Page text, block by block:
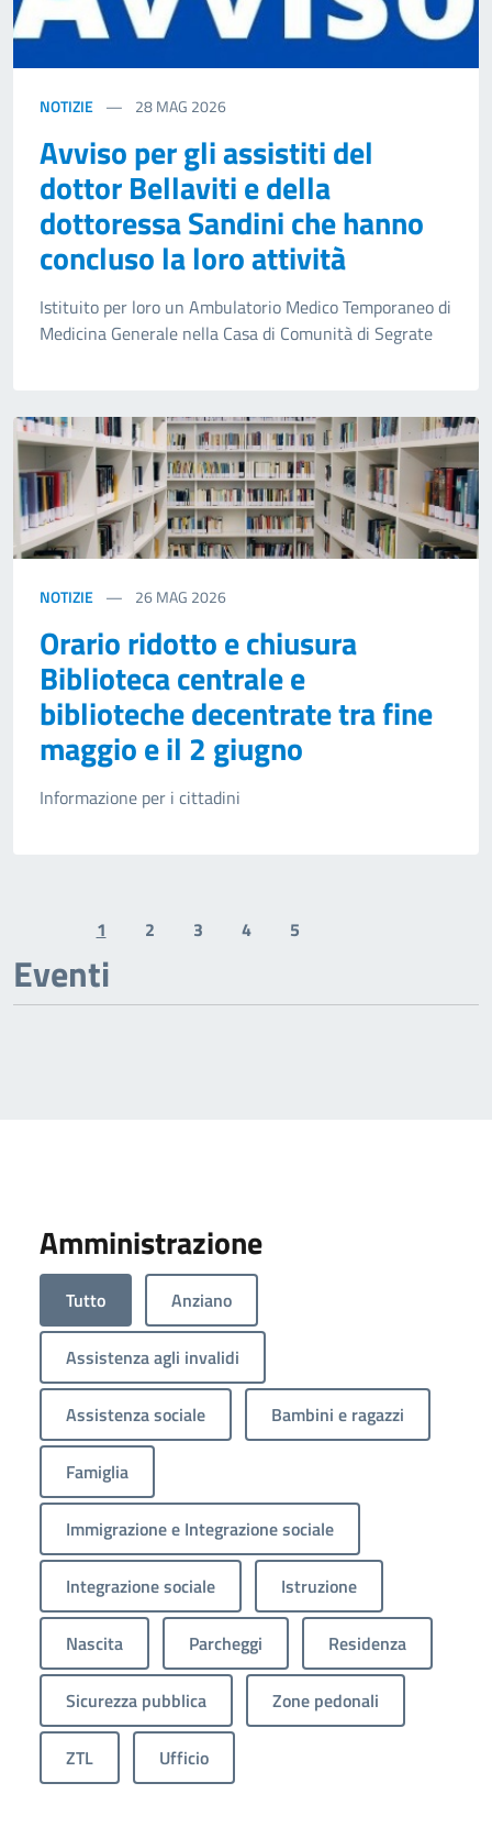
NOTIZIE 28MAG 2026
Avviso per gli assistiti del
dottor Bellaviti e della
dottoressa Sandini che hanno
concluso la loro attività
Istituito per loro un Ambulatorio Medico Temporaneo di
Medicina Generale nella Casa di Comunità di Segrate
NOTIZIE 26MAG 2026
Orario ridotto e chiusura
Biblioteca centrale e
biblioteche decentrate tra fine
maggio e il 2 giugno
Informazione per i cittadini
Previous page
1 2 3 4 5
Eventi
Amministrazione
Tutto Anziano
Assistenza agli invalidi
Assistenza sociale Bambini e ragazzi
Famiglia
Immigrazione e Integrazione sociale
Integrazione sociale Istruzione
Nascita Parcheggi Residenza
Sicurezza pubblica Zone pedonali
ZTL Ufficio